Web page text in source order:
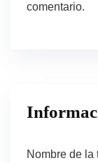
comentario.
Nombre de la